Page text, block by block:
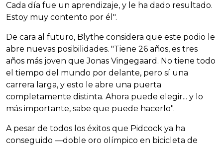
Cada día fue un aprendizaje, y le ha dado resultado.
Estoy muy contento por él".
De cara al futuro, Blythe considera que este podio le
abre nuevas posibilidades. "Tiene 26 años, es tres
años más joven que Jonas Vingegaard. No tiene todo
el tiempo del mundo por delante, pero sí una
carrera larga, y esto le abre una puerta
completamente distinta. Ahora puede elegir... y lo
más importante, sabe que puede hacerlo".
A pesar de todos los éxitos que Pidcock ya ha
conseguido —doble oro olímpico en bicicleta de